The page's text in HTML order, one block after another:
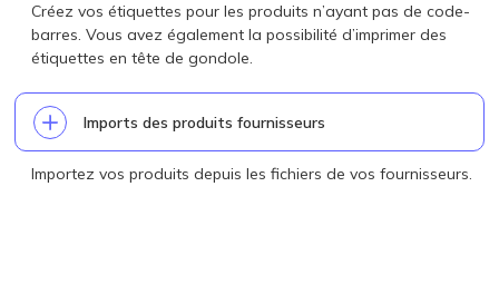
Créez vos étiquettes pour les produits n’ayant pas de code-
barres. Vous avez également la possibilité d’imprimer des
étiquettes en tête de gondole.
Imports des produits fournisseurs
Importez vos produits depuis les fichiers de vos fournisseurs.